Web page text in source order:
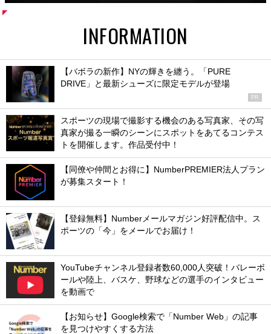
INFORMATION
【バボラの新作】NYの輝きを纏う。「PURE
DRIVE」と最新シューズに限定モデルが登場
PR
スポーツの現場で撮影する機会のある写真家、その写
真家が撮る一瞬のシーンにスポットをあてるコンテス
トを開催します。作品受付中！
【同僚や仲間とお得に】NumberPREMIER法人プラン
が募集スタート！
【登録無料】Numberメールマガジン好評配信中。ス
ポーツの「今」をメールでお届け！
YouTubeチャンネル登録者数60,000人突破！バレーボ
ールや陸上、バスケ、野球などの選手のインタビュー
を動画で
【お知らせ】Google検索で「Number Web」の記事
を見つけやすくする方法